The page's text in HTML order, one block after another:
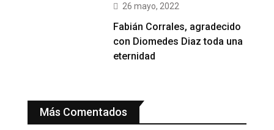
26 mayo, 2022
Fabián Corrales, agradecido
con Diomedes Diaz toda una
eternidad
Más Comentados